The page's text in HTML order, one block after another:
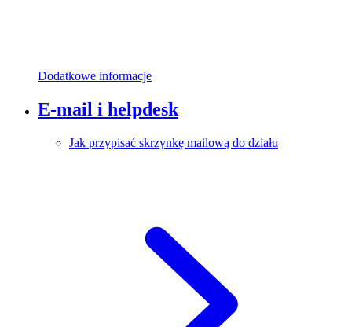
Dodatkowe informacje
E-mail i helpdesk
Jak przypisać skrzynkę mailową do działu